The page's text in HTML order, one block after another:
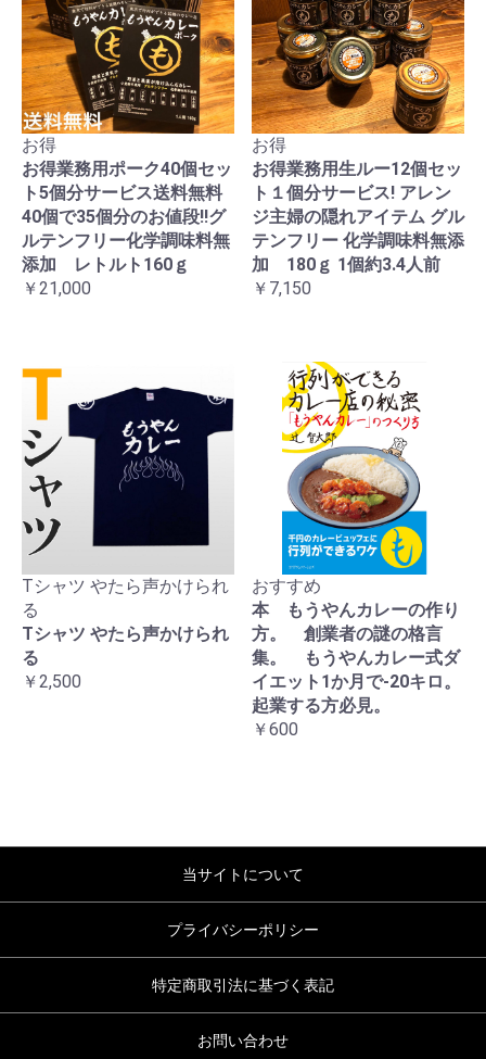
お得
お得業務用ポーク40個セッ
ト5個分サービス送料無料
40個で35個分のお値段!!グ
ルテンフリー化学調味料無
添加 レトルト160ｇ
￥21,000
お得
お得業務用生ルー12個セッ
ト１個分サービス! アレン
ジ主婦の隠れアイテム グル
テンフリー 化学調味料無添
加 180ｇ 1個約3.4人前
￥7,150
Tシャツ やたら声かけられ
る
Tシャツ やたら声かけられ
る
￥2,500
おすすめ
本 もうやんカレーの作り
方。 創業者の謎の格言
集。 もうやんカレー式ダ
イエット1か月で-20キロ。
起業する方必見。
￥600
当サイトについて
プライバシーポリシー
特定商取引法に基づく表記
お問い合わせ